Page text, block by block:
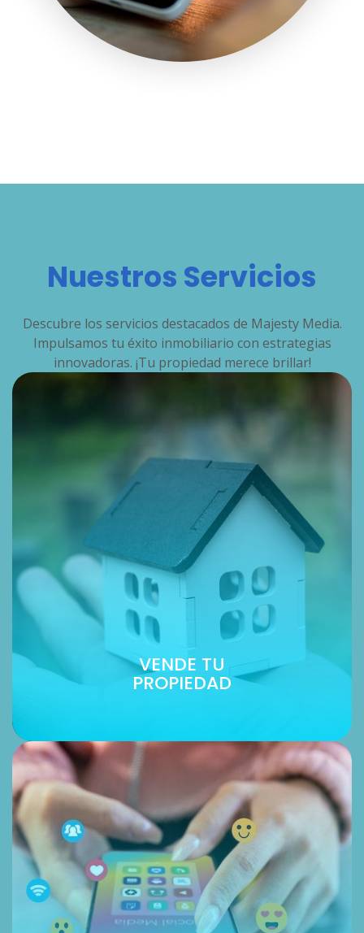
Nuestros Servicios
Descubre los servicios destacados de Majesty Media.
Impulsamos tu éxito inmobiliario con estrategias
innovadoras. ¡Tu propiedad merece brillar!
VENDE TU
PROPIEDAD